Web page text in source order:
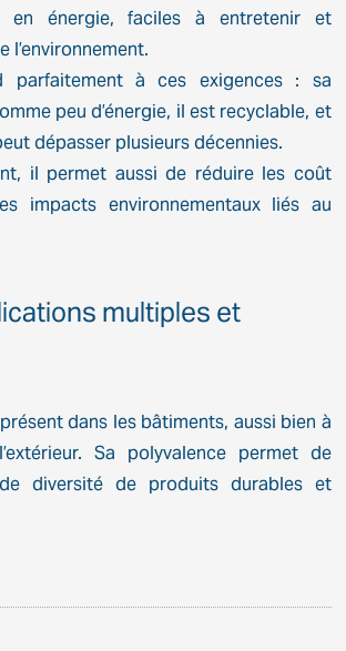
en énergie, faciles à entretenir et
l’environnement.
parfaitement à ces exigences : sa
peu d’énergie, il est recyclable, et
dépasser plusieurs décennies.
il permet aussi de réduire les coût
impacts environnementaux liés au
multiples et
dans les bâtiments, aussi bien à
Sa polyvalence permet de
diversité de produits durables et